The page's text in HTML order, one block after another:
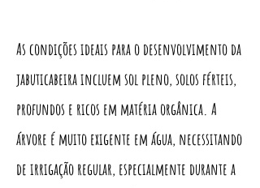
As condições ideais para o desenvolvimento da
jabuticabeira incluem sol pleno, solos férteis,
profundos e ricos em matéria orgânica. A
árvore é muito exigente em água, necessitando
de irrigação regular, especialmente durante a